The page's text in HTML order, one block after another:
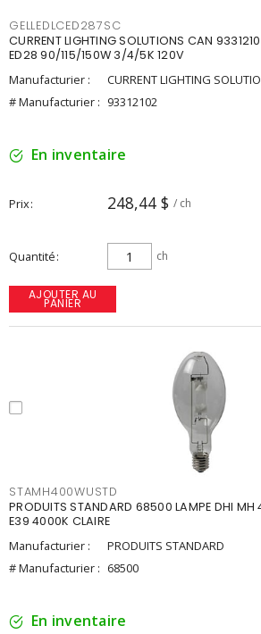
GELLEDLCED287SC
CURRENT LIGHTING SOLUTIONS CAN
ED28 90/115/150W 3/4/5K 120V
Manufacturier :
CURRENT LIGHTING
# Manufacturier : 93312102
En inventaire
Prix 248,44 $ / ch
Quantité ch
AJOUTER AU
PANIER
STAMH400WUSTD
PRODUITS STANDARD 68500 LAMPE DHI MH
E39 4000K CLAIRE
Manufacturier :
PRODUITS STANDARD
# Manufacturier : 68500
En inventaire